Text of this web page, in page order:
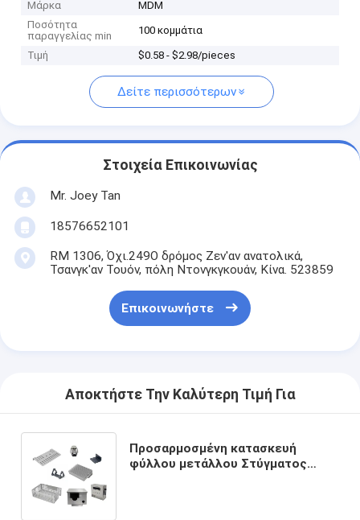
Μάρκα
MDM
Ποσότητα
παραγγελίας min
100 κομμάτια
Τιμή $0.58 - $2.98/pieces
Δείτε περισσότερων
Στοιχεία Επικοινωνίας
Mr. Joey Tan
18576652101
RM 1306, Όχι.249Ο δρόμος Ζεν'αν ανατολικά,
Τσανγκ'αν Τουόν, πόλη Ντονγκγκουάν, Κίνα. 523859
Επικοινωνήστε
Αποκτήστε Την Καλύτερη Τιμή Για
Προσαρμοσμένη κατασκευή
φύλλου μετάλλου Στύγματος